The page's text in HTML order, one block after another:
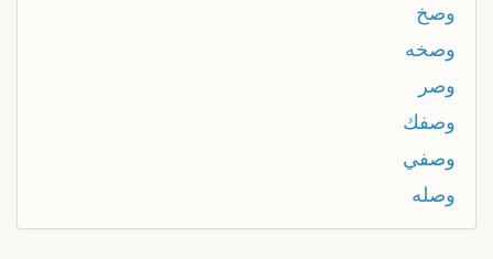
وصخ
وصخه
وصر
وصفك
وصفي
وصله